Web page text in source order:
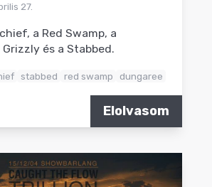
27.
a Red Swamp, a
Grizzly és a Stabbed.
stabbed red swamp dungaree
Elolvasom